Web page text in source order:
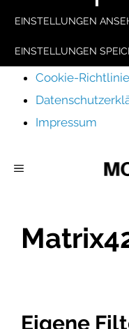
EINSTELLUNGEN
EINSTELLUNGEN
Cookie-Richtlinie
Impressum
ZumMENÜ
Eigene